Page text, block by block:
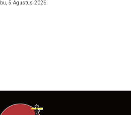
5 Agustus 2026